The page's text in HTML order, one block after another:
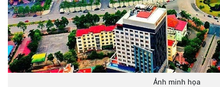
Ảnh minh họa